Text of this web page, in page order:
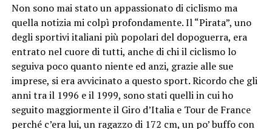
Non sono mai stato un appassionato di ciclismo ma
quella notizia mi colpì profondamente. Il “Pirata”, uno
degli sportivi italiani più popolari del dopoguerra, era
entrato nel cuore di tutti, anche di chi il ciclismo lo
seguiva poco quanto niente ed anzi, grazie alle sue
imprese, si era avvicinato a questo sport. Ricordo che gli
anni tra il 1996 e il 1999, sono stati quelli in cui ho
seguito maggiormente il Giro d’Italia e Tour de France
perché c’era lui, un ragazzo di 172 cm, un po’ buffo con